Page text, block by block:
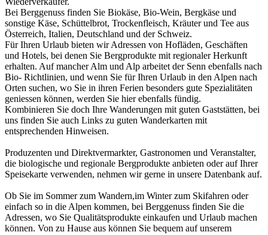
Bei Berggenuss finden Sie Biokäse, Bio-Wein, Bergkäse und
sonstige Käse, Schüttelbrot, Trockenfleisch, Kräuter und Tee aus
Österreich, Italien, Deutschland und der Schweiz.
Für Ihren Urlaub bieten wir Adressen von Hofläden, Geschäften
und Hotels, bei denen Sie Bergprodukte mit regionaler Herkunft
erhalten. Auf mancher Alm und Alp arbeitet der Senn ebenfalls nach
Bio- Richtlinien, und wenn Sie für Ihren Urlaub in den Alpen nach
Orten suchen, wo Sie in ihren Ferien besonders gute Spezialitäten
geniessen können, werden Sie hier ebenfalls fündig.
Kombinieren Sie doch Ihre Wanderungen mit guten Gaststätten, bei
uns finden Sie auch Links zu guten Wanderkarten mit
entsprechenden Hinweisen.
Produzenten und Direktvermarkter, Gastronomen und Veranstalter,
die biologische und regionale Bergprodukte anbieten oder auf Ihrer
Speisekarte verwenden, nehmen wir gerne in unsere Datenbank auf.
Ob Sie im Sommer zum Wandern,im Winter zum Skifahren oder
einfach so in die Alpen kommen, bei Berggenuss finden Sie die
Adressen, wo Sie Qualitätsprodukte einkaufen und Urlaub machen
können. Von zu Hause aus können Sie bequem auf unserem